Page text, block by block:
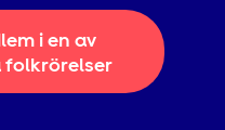
i en av
folkrörelser